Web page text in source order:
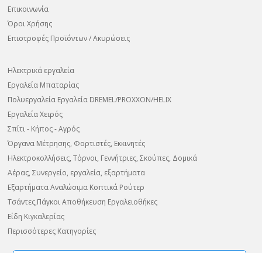
Επικοινωνία
Όροι Χρήσης
Επιστροφές Προϊόντων / Ακυρώσεις
Ηλεκτρικά εργαλεία
Εργαλεία Μπαταρίας
Πολυεργαλεία Εργαλεία DREMEL/PROXXON/HELIX
Εργαλεία Χειρός
Σπίτι - Κήπος - Αγρός
Όργανα Μέτρησης, Φορτιστές, Εκκινητές
Ηλεκτροκολλήσεις, Τόρνοι, Γεννήτριες, Σκούπες, Δομικά
Αέρας, Συνεργείο, εργαλεία, εξαρτήματα
Εξαρτήματα Αναλώσιμα Κοπτικά Ρούτερ
Τσάντες,Πάγκοι Αποθήκευση Εργαλειοθήκες
Είδη Κιγκαλερίας
Περισσότερες Κατηγορίες